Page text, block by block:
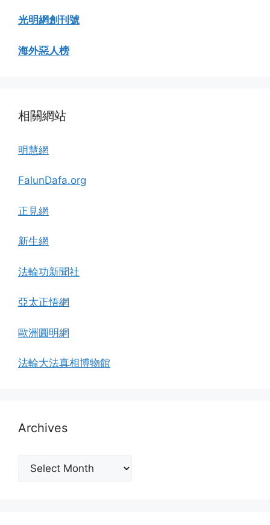
光明網創刊號
海外惡人榜
相關網站
明慧網
FalunDafa.org
正見網
新生網
法輪功新聞社
亞太正悟網
歐洲圓明網
法輪大法真相博物館
Archives
Archives